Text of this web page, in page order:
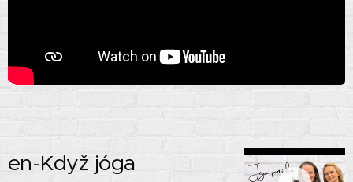
en-Když jóga